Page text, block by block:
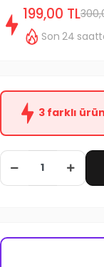
199,00 TL
Son 24
3 farklı